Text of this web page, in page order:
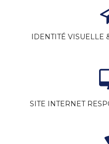
IDENTITÉ VISUELLE
SITE INTERNET